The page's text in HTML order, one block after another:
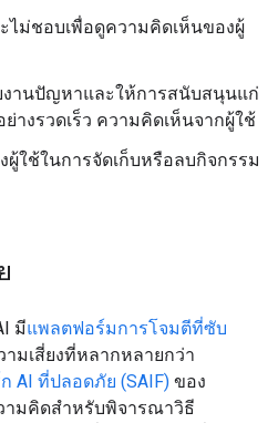
ไม่ชอบเพื่อดูความคิดเห็นของผู้
งานปัญหาและให้การสนับสนุนแก่
างรวดเร็ว ความคิดเห็นจากผู้ใช้
ใช้ในการจัดเก็บหรือลบกิจกรรม
มีแพลตฟอร์มการโจมตีที่ซับ
มเสี่ยงที่หลากหลายกว่า
ก AI ที่ปลอดภัย (SAIF) ของ
ามคิดสำหรับพิจารณาวิธี